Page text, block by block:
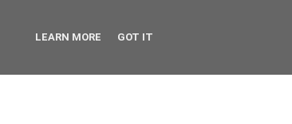
LEARN MORE GOT IT